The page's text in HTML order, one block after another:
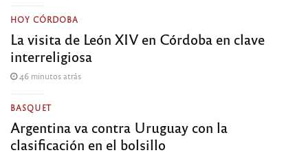
HOY CÓRDOBA
La visita de León XIV en Córdoba en clave
interreligiosa
46 minutos atrás
BASQUET
Argentina va contra Uruguay con la
clasificación en el bolsillo